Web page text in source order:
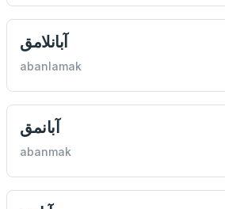
آبانلامق
abanlamak
آبانمق
abanmak